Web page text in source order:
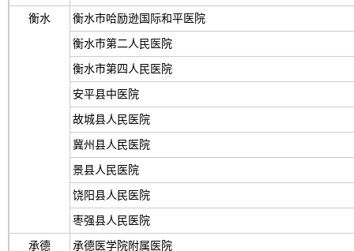
衡水
衡水市哈励逊国际和平医院
衡水市第二人民医院
衡水市第四人民医院
安平县中医院
故城县人民医院
冀州县人民医院
景县人民医院
饶阳县人民医院
枣强县人民医院
承德
承德医学院附属医院